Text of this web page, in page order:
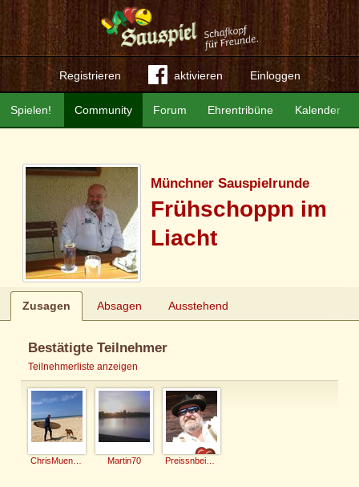
Registrieren aktivieren Einloggen
Community Forum Ehrentribüne Kalender
Spielen!
Münchner Sauspielrunde
Frühschoppn im
Liacht
Zusagen Absagen Ausstehend
Bestätigte Teilnehmer
Teilnehmerliste anzeigen
Martin70